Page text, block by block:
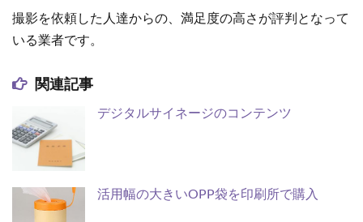
撮影を依頼した人達からの、満足度の高さが評判となって
いる業者です。
関連記事
デジタルサイネージのコンテンツ
活用幅の大きいOPP袋を印刷所で購入